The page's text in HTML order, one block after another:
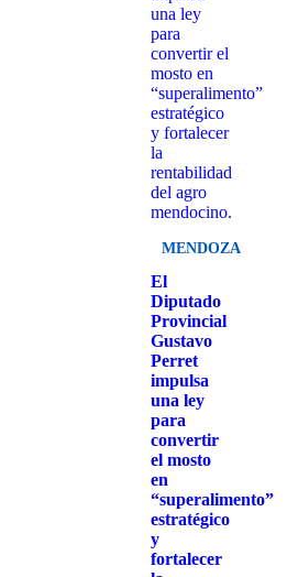
MENDOZA
El
Diputado
Provincial
Gustavo
Perret
impulsa
una ley
para
convertir
el mosto
en
“superalimento”
estratégico
y
fortalecer